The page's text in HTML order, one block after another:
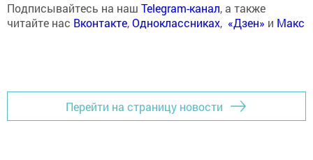
Подписывайтесь на наш Telegram-канал, а также
читайте нас Вконтакте,Одноклассниках, «Дзен» и Макс
Перейти на страницу новости